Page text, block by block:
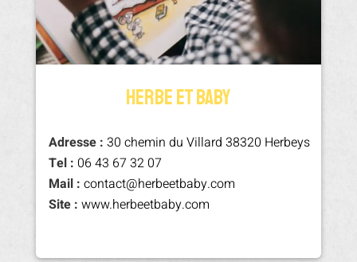
HERBE ET BABY
Adresse : 30 chemin du Villard 38320 Herbeys
Tel : 06 43 67 32 07
Mail : contact@herbeetbaby.com
Site : www.herbeetbaby.com